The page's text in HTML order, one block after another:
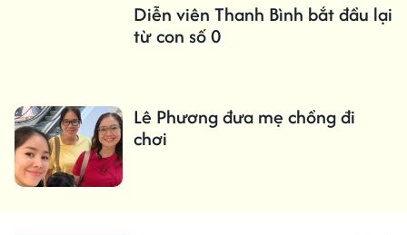
Diễn viên Thanh Bình bắt đầu lại
từ con số 0
Lê Phương đưa mẹ chồng đi
chơi